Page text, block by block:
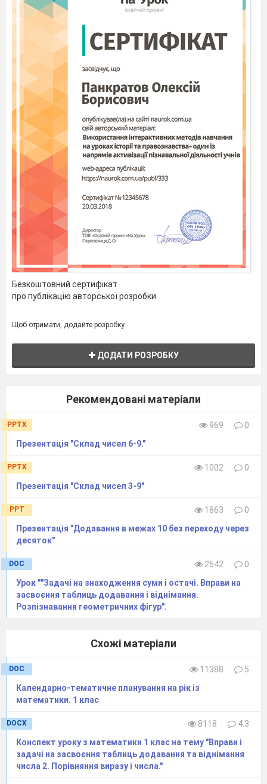
Безкоштовний сертифікат
про публікацію авторської розробки
Щоб отримати, додайте розробку
ДОДАТИ РОЗРОБКУ
Рекомендовані матеріали
PPTX 969
0
Презентація "Склад чисел 6-9."
PPTX 1002
0
Презентація "Склад чисел 3-9"
PPT 1863
0
Презентація "Додавання в межах 10 без переходу через
десяток"
DOC 2642
0
Урок ""Задачі на знаходження суми і остачі. Вправи на
засвоєння таблиць додавання і віднімання.
Розпізнавання геометричних фігур".
Схожі матеріали
DOC 11388
5
Календарно-тематичне планування на рік із
математики. 1 клас
DOCX 8118
4.3
Конспект уроку з математики 1 клас на тему "Вправи і
задачі на засвоєння таблиць додавання та віднімання
числа 2. Порівняння виразу і числа."